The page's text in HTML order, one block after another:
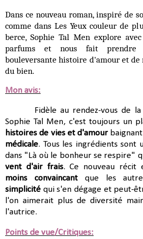
Dans ce nouveau roman, inspiré de
comme dans Les Yeux couleur de
berce, Sophie Tal Men explore
parfums et nous fait
bouleversante histoire d'amour et
du bien.
Mon avis:
Fidèle au rendez-vous de
Sophie Tal Men, c'est toujours un
histoires de vies et d'amour
médicale. Tous les ingrédients sont
dans "Là où le bonheur se respire"
vent d'air frais. Ce nouveau récit
moins convaincantque les
simplicité qui s'en dégage et peut-
l'on aimerait plus de diversité
l'autrice.
Points de vue/Critiques: